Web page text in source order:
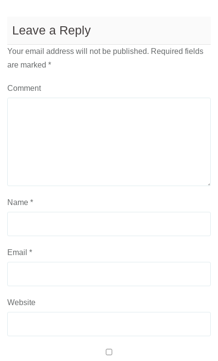
Leave a Reply
Your email address will not be published. Required fields
are marked *
Comment
Name *
Email *
Website